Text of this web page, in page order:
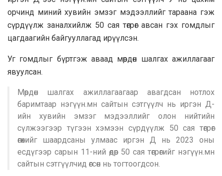
орчинд миний хувийн эмзэг мэдээллийг тараана гэж
сүрдүүлж заналхийлж 50 сая төгрөг авсан гэх гомдлыг
цагдаагийн байгууллагад ирүүлсэн.
Уг гомдлыг бүртгэж аваад мөрдөн шалгах ажиллагааг
явуулсан.
Мөрдөн шалгах ажиллагаагаар авагдсан нотлох
баримтаар нэгүүн.мн сайтын сэтгүүлч нь иргэн Д-
ийн хувийн эмзэг мэдээллийг олон нийтийн
сүлжээгээр түгээн хэмээн сүрдүүлж 50 сая төгрөг
өгөхийг шаардсаны улмаас иргэн Д нь 2023 оны
есдүгээр сарын 11-ний өдөр 50 сая төгрөгийг нэгүүн.мн
сайтын сэтгүүлчид өгсөн нь тогтоогдсон.